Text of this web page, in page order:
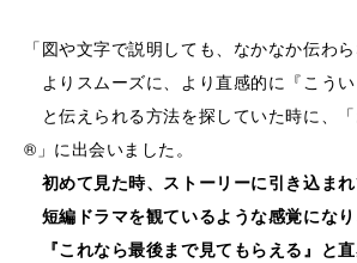
「図や文字で説明しても、なかなか伝わら
よりスムーズに、より直感的に『こうい
と伝えられる方法を探していた時に、
®」に出会いました。
初めて見た時、ストーリーに引き込ま
短編ドラマを観ているような感覚になり
『これなら最後まで見てもらえる』と